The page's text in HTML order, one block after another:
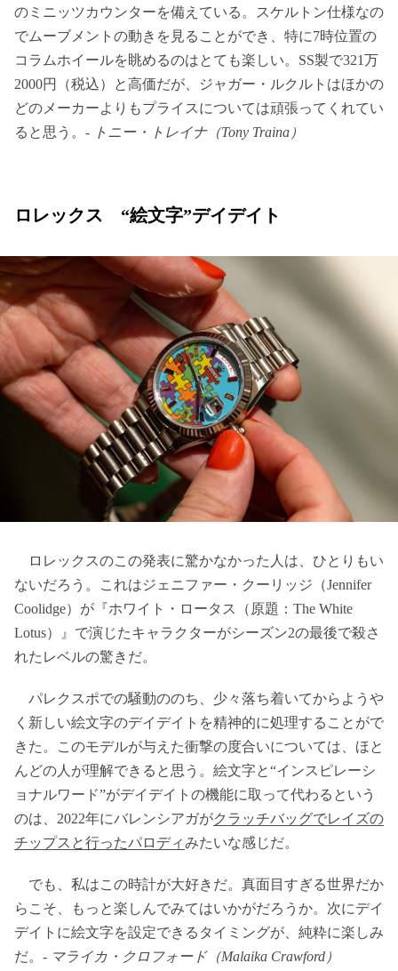
のミニッツカウンターを備えている。スケルトン仕様なの
でムーブメントの動きを見ることができ、特に7時位置の
コラムホイールを眺めるのはとても楽しい。SS製で321万
2000円（税込）と高価だが、ジャガー・ルクルトはほかの
どのメーカーよりもプライスについては頑張ってくれてい
ると思う。- トニー・トレイナ（Tony Traina）
ロレックス “絵文字”デイデイト
ロレックスのこの発表に驚かなかった人は、ひとりもい
ないだろう。これはジェニファー・クーリッジ（Jennifer
Coolidge）が『ホワイト・ロータス（原題：The White
Lotus）』で演じたキャラクターがシーズン2の最後で殺さ
れたレベルの驚きだ。
パレクスポでの騒動ののち、少々落ち着いてからようや
く新しい絵文字のデイデイトを精神的に処理することがで
きた。このモデルが与えた衝撃の度合いについては、ほと
んどの人が理解できると思う。絵文字と“インスピレーシ
ョナルワード”がデイデイトの機能に取って代わるという
のは、2022年にバレンシアガがクラッチバッグでレイズの
チップスと行ったパロディみたいな感じだ。
でも、私はこの時計が大好きだ。真面目すぎる世界だか
らこそ、もっと楽しんでみてはいかがだろうか。次にデイ
デイトに絵文字を設定できるタイミングが、純粋に楽しみ
だ。- マライカ・クロフォード（Malaika Crawford）